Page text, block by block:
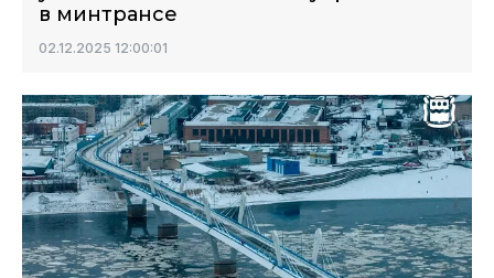
в минтрансе
02.12.2025 12:00:01